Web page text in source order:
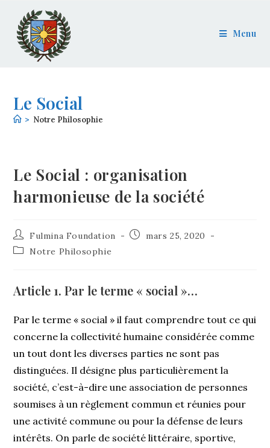
Menu
Le Social
> Notre Philosophie
Le Social : organisation
harmonieuse de la société
Fulmina Foundation
mars 25, 2020
Notre Philosophie
Article 1. Par le terme « social »…
Par le terme « social » il faut comprendre tout ce qui
concerne la collectivité humaine considérée comme
un tout dont les diverses parties ne sont pas
distinguées. Il désigne plus particulièrement la
société, c’est-à-dire une association de personnes
soumises à un règlement commun et réunies pour
une activité commune ou pour la défense de leurs
intérêts. On parle de société littéraire, sportive,